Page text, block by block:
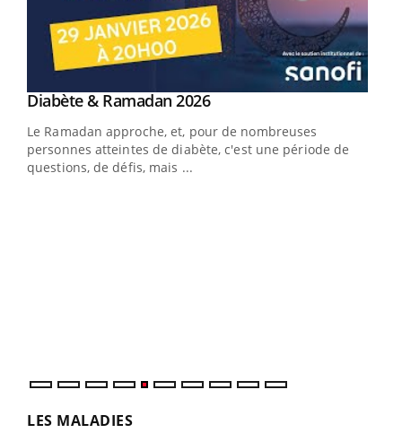
Youtube
Diabète & Ramadan 2026Youtube
Le Ramadan approche, et, pour de nombreuses
personnes atteintes de diabète, c'est une période de
questions, de défis, mais ...
LES MALADIES